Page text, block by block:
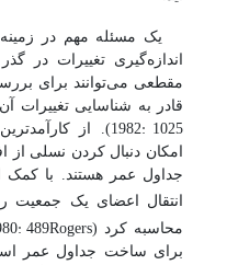
یک مسئله مهم در زمینه
اندازه‌گیری تغییرات در
مقطعی می‌توانند برای
قادر به شناسایی تغییرات
1982: 1025). از
امکان دنبال کردن نسلی از
جداول عمر هستند. با کمک
انتقال اعضای یک جمعیت
محاسبه کرد (Rogers
489
برای ساخت جداول عمر